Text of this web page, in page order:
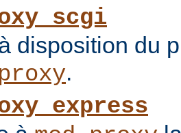
disposition du
.